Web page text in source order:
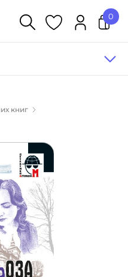
(1015)
(527)
(55)
0
книг